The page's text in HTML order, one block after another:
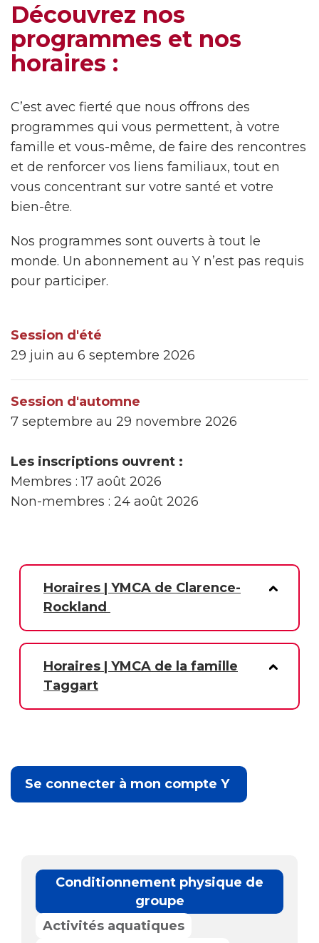
Découvrez nos
programmes et nos
horaires :
C’est avec fierté que nous offrons des
programmes qui vous permettent, à votre
famille et vous-même, de faire des rencontres
et de renforcer vos liens familiaux, tout en
vous concentrant sur votre santé et votre
bien-être.
Nos programmes sont ouverts à tout le
monde. Un abonnement au Y n’est pas requis
pour participer.
Session d'été
29 juin au 6 septembre 2026
Session d'automne
7 septembre au 29 novembre 2026
Les inscriptions ouvrent :
Membres : 17 août 2026
Non-membres : 24 août 2026
Horaires | YMCA de Clarence-
Rockland
Horaires | YMCA de la famille
Taggart
Se connecter à mon compte Y
Conditionnement physique de
groupe
Activités aquatiques